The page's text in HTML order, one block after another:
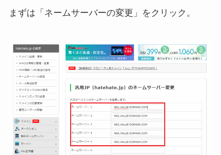
まずは「ネームサーバーの変更」をクリック。